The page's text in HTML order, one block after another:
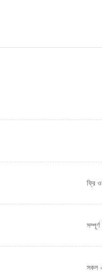
ফ্রি
সকল